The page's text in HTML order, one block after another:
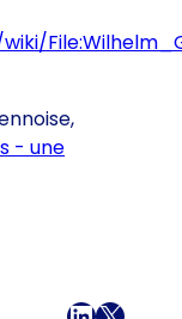
- une